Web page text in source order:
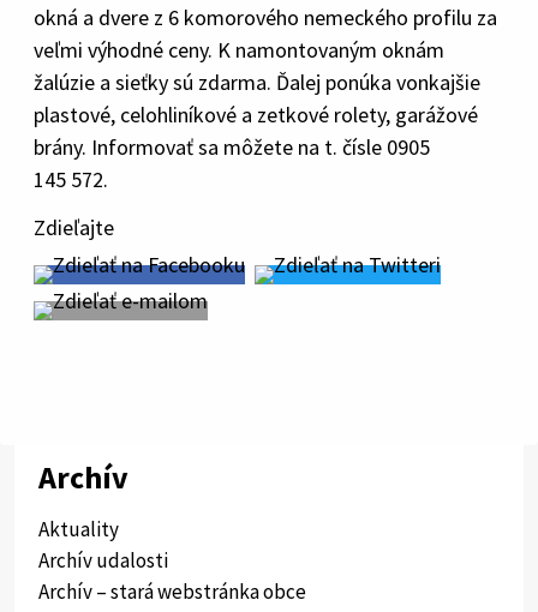
okná a dvere z 6 komorového nemeckého profilu za
veľmi výhodné ceny. K namontovaným oknám
žalúzie a sieťky sú zdarma. Ďalej ponúka vonkajšie
plastové, celohliníkové a zetkové rolety, garážové
brány. Informovať sa môžete na t. čísle 0905
145 572.
Zdieľajte
Archív
Aktuality
Archív udalosti
Archív – stará webstránka obce